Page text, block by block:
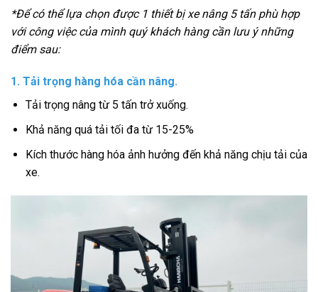
*Để có thể lựa chọn được 1 thiết bị xe nâng 5 tấn phù hợp
với công việc của mình quý khách hàng cần lưu ý những
điểm sau:
1. Tải trọng hàng hóa cần nâng.
Tải trọng nâng từ 5 tấn trở xuống.
Khả năng quá tải tối đa từ 15-25%
Kích thước hàng hóa ảnh hưởng đến khả năng chịu tải của
xe.